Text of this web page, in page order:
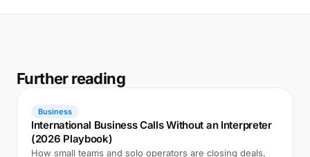
Further reading
Business
International Business Calls Without an Interpreter
(2026 Playbook)
How small teams and solo operators are closing deals,